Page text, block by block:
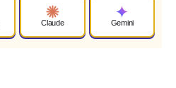
Claude Gemini